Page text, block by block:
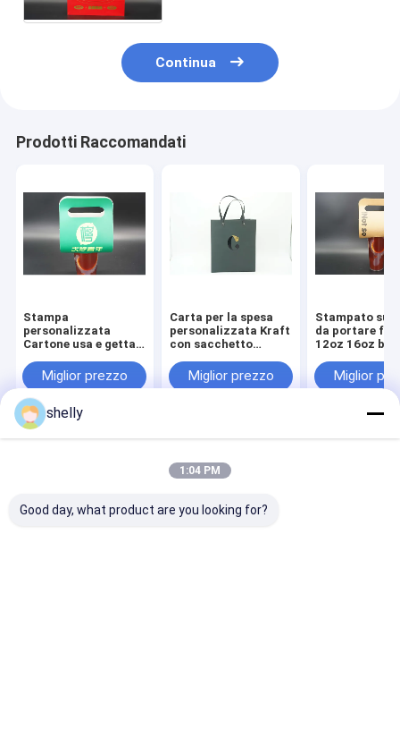
Continua
Prodotti Raccomandati
Stampa
personalizzata
Cartone usa e getta
2 Coppe da portare
via Bevanda Caffè
Portacoppi di carta
Miglior prezzo
Carta per la spesa
personalizzata Kraft
con sacchetto
compleanno
Miglior prezzo
Stampato su
da portare
12oz 16oz
Tavolo porta
di carta da
Miglior
Casa Circa noi Contattaci
Desktop Site
Mappa del sito
Privacy Policy
Reserved.
shelly
1:04 PM
Good day, what product are you looking for?